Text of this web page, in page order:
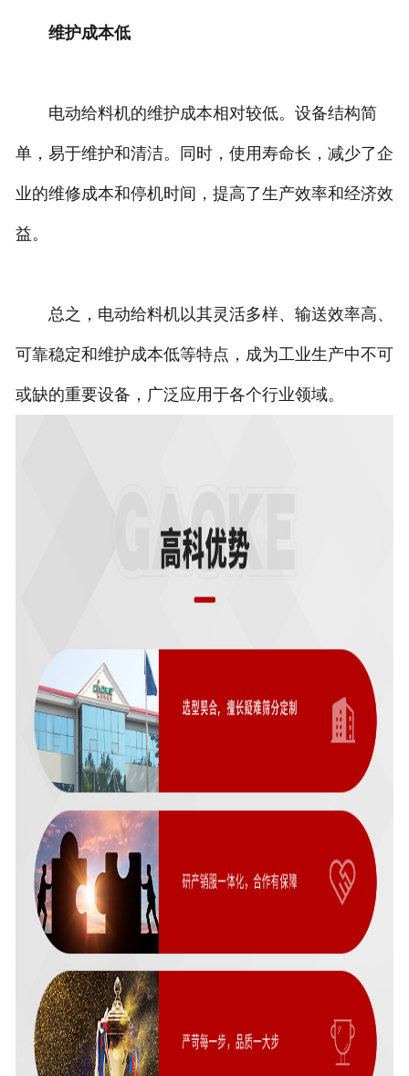
维护成本低
电动给料机的维护成本相对较低。设备结构简
单，易于维护和清洁。同时，使用寿命长，减少了企
业的维修成本和停机时间，提高了生产效率和经济效
益。
总之，电动给料机以其灵活多样、输送效率高、
可靠稳定和维护成本低等特点，成为工业生产中不可
或缺的重要设备，广泛应用于各个行业领域。